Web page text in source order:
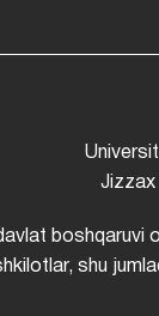
Jizzax
boshqaruvi
shu